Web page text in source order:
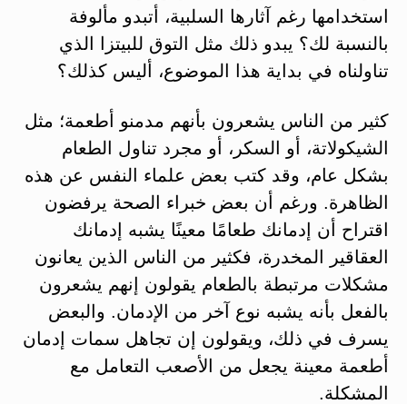
استخدامها رغم آثارها السلبية، أتبدو مألوفة
بالنسبة لك؟ يبدو ذلك مثل التوق للبيتزا الذي
تناولناه في بداية هذا الموضوع، أليس كذلك؟
كثير من الناس يشعرون بأنهم مدمنو أطعمة؛ مثل
الشيكولاتة، أو السكر، أو مجرد تناول الطعام
بشكل عام، وقد كتب بعض علماء النفس عن هذه
الظاهرة. ورغم أن بعض خبراء الصحة يرفضون
اقتراح أن إدمانك طعامًا معينًا يشبه إدمانك
العقاقير المخدرة، فكثير من الناس الذين يعانون
مشكلات مرتبطة بالطعام يقولون إنهم يشعرون
بالفعل بأنه يشبه نوع آخر من الإدمان. والبعض
يسرف في ذلك، ويقولون إن تجاهل سمات إدمان
أطعمة معينة يجعل من الأصعب التعامل مع
المشكلة.